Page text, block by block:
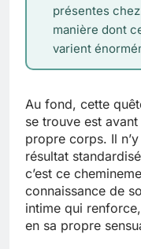
présentes
manière dont
varient
Au fond, cette
se trouve est
propre corps. Il
résultat
c’est ce
connaissance de
intime qui
en sa propre